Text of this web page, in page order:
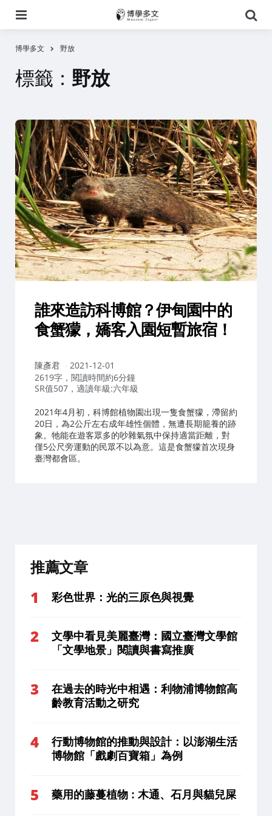
尋
博學多文 野放
標籤： 野放
誰來造訪科博館？伊甸園中的
食蟹獴，嬌客入園短暫旅宿！
作
者：
陳彥君
2021-12-01
2619字，閱讀時間約6分鐘
SR值507，適讀年級:六年級
2021年4月初，科博館植物園出現一隻食蟹獴，滯留約
20日，為2公斤左右成年雄性個體，無遭長期籠養的跡
象。牠能在遊客眾多的吵雜氣氛中保持適當距離，對
僅5公尺旁運動的民眾不以為意。這是食蟹獴首次現身
臺灣都會區。
推薦文章
彩色世界：光的三原色與視覺
文學中看見美麗臺灣：國立臺灣文學館
「文學地景」閱讀與書寫推廣
在過去的時光中相遇：利物浦博物館高
齡教育活動之研究
行動博物館的推動與設計：以澎湖生活
博物館「戲劇百寶箱」為例
藥用的藤蔓植物 : 木通、石月與貓兒屎